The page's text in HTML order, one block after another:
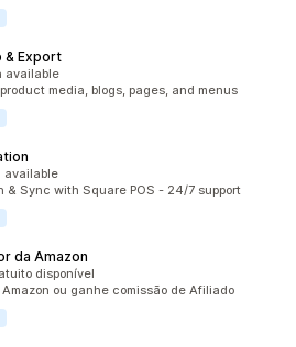
& Export
available
media, blogs, pages, and menus
available
& Sync with Square POS - 24/7 support
da Amazon
disponível
ou ganhe comissão de Afiliado